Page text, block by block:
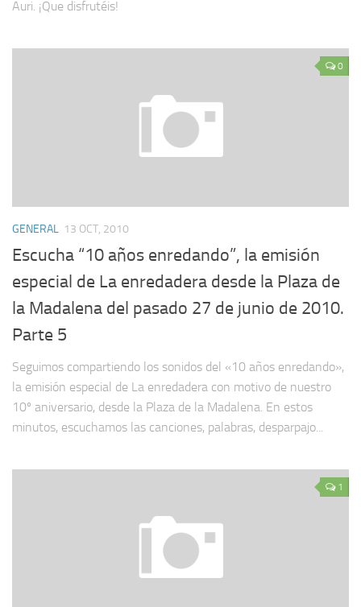
Auri. ¡Que disfrutéis!
0
GENERAL 13 OCT, 2010
Escucha “10 años enredando”, la emisión
especial de La enredadera desde la Plaza de
la Madalena del pasado 27 de junio de 2010.
Parte 5
Seguimos compartiendo los sonidos del «10 años enredando»,
la emisión especial de La enredadera con motivo de nuestro
10º aniversario, desde la Plaza de la Madalena. En estos
minutos, escuchamos las canciones, palabras, desparpajo...
1